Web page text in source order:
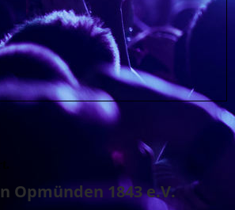
Opmünden 1843 e.V.